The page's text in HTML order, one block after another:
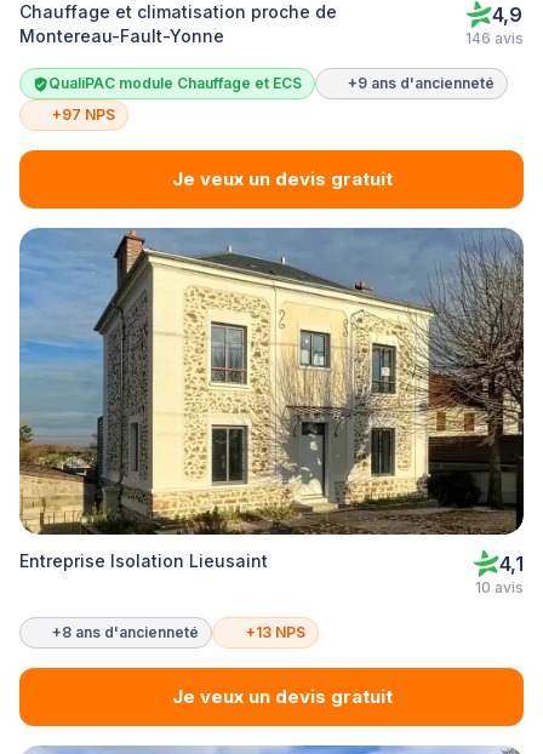
Chauffage et climatisation proche de
Montereau-Fault-Yonne
4,9
146 avis
QualiPAC module Chauffage et ECS
+9 ans d'ancienneté
+97 NPS
Je veux un devis gratuit
Entreprise Isolation Lieusaint 4,1
10 avis
+8 ans d'ancienneté +13 NPS
Je veux un devis gratuit